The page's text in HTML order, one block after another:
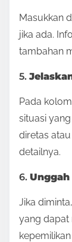
Masukkan
jika ada.
tambahan
5.
Pada
situasi
diretas
detailnya.
6.
Jika
yang dapat